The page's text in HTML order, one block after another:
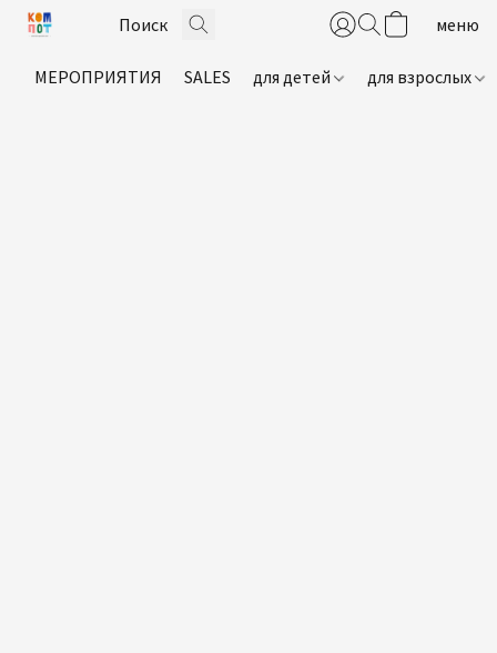
МЕРОПРИЯТИЯ SALES для детей для взрослых